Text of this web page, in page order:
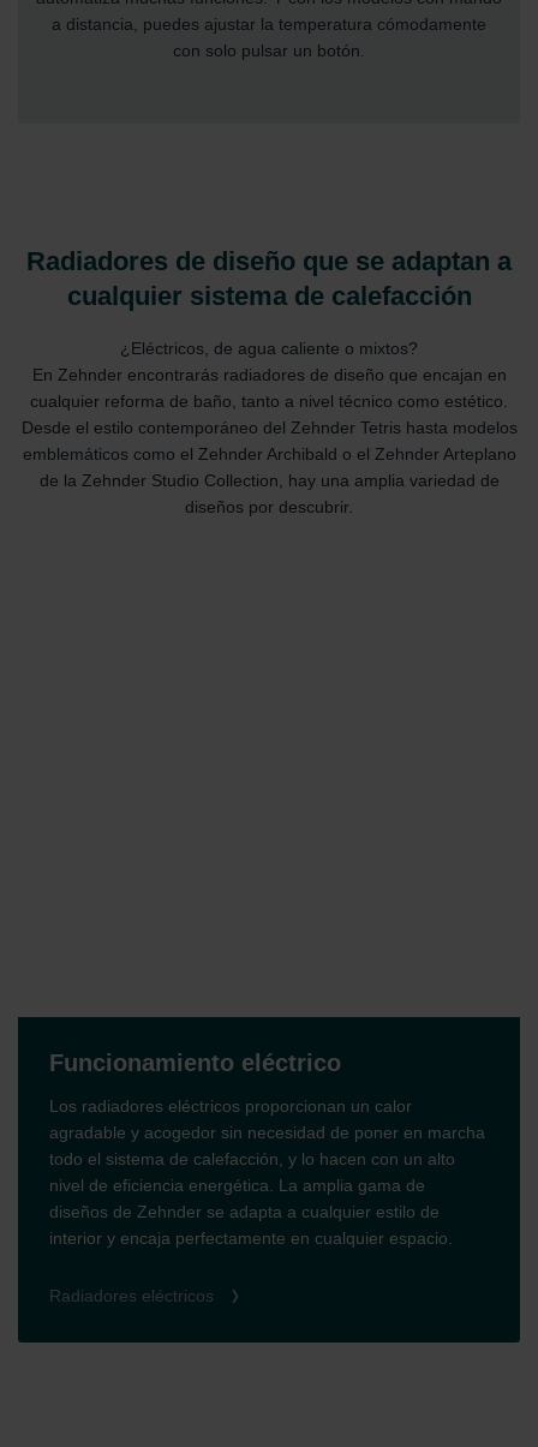
Zehnder Group Nederland bv: Privacyverklaringen
Zehnder Group Sales International: Privacy Policy
a distancia, puedes ajustar la temperatura cómodamente
con solo pulsar un botón.
Radiadores de diseño que se adaptan a
cualquier sistema de calefacción
¿Eléctricos, de agua caliente o mixtos?
En Zehnder encontrarás radiadores de diseño que encajan en
cualquier reforma de baño, tanto a nivel técnico como estético.
Desde el estilo contemporáneo del Zehnder Tetris hasta modelos
emblemáticos como el Zehnder Archibald o el Zehnder Arteplano
de la Zehnder Studio Collection, hay una amplia variedad de
diseños por descubrir.
Funcionamiento eléctrico
Los radiadores eléctricos proporcionan un calor
agradable y acogedor sin necesidad de poner en marcha
todo el sistema de calefacción, y lo hacen con un alto
nivel de eficiencia energética. La amplia gama de
diseños de Zehnder se adapta a cualquier estilo de
interior y encaja perfectamente en cualquier espacio.
Radiadores eléctricos